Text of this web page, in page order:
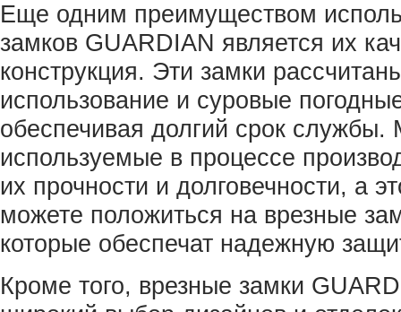
Еще одним преимуществом
замков GUARDIAN является их
конструкция. Эти замки
использование и суровые
обеспечивая долгий срок службы.
используемые в процессе
их прочности и долговечности, а
можете положиться на врезные
которые обеспечат надежную
Кроме того, врезные замки